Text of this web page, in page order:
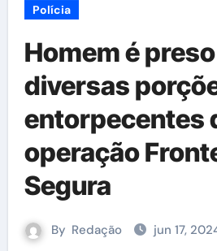
Polícia
Homem é
diversas
entorpecentes
operação
Segura
By Redação jun 17,